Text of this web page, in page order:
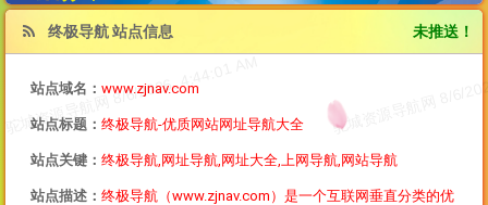
终极导航 站点信息 未推送！
站点域名： www.zjnav.com
站点标题： 终极导航-优质网站网址导航大全
站点关键： 终极导航,网址导航,网址大全,上网导航,网站导航
站点描述： 终极导航（www.zjnav.com）是一个互联网垂直分类的优